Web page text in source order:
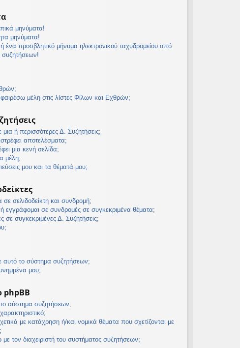
μηνύματα!
μηνύματα!
προσβλητικό μήνυμα ηλεκτρονικού ταχυδρομείου από
συζητήσεων!
μέλη στις λίστες Φίλων και Εχθρών;
ή περισσότερες Δ. Συζητήσεις;
αποτελέσματα;
μια κενή σελίδα;
μέλη;
μου και τα θέματά μου;
σελιδοδείκτη και συνδρομή;
εγγράφομαι σε συνδρομές σε συγκεκριμένα θέματα;
συγκεκριμένες Δ. Συζητήσεις;
αυτό το σύστημα συζητήσεων;
μου;
phpBB
το σύστημα συζητήσεων;
με κατάχρηση ή/και νομικά θέματα που σχετίζονται με
τον διαχειριστή του συστήματος συζητήσεων;